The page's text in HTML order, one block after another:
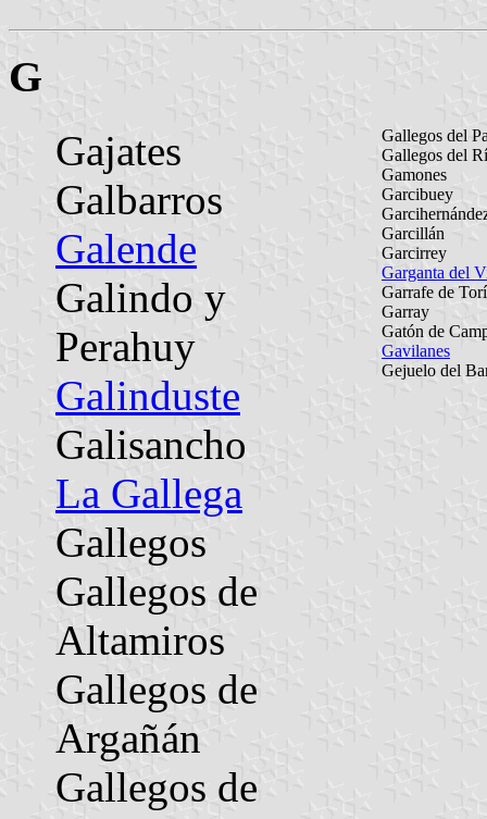
G
Gajates
Galbarros
Galende
Galindo y
Perahuy
Galinduste
Galisancho
La Gallega
Gallegos
Gallegos de
Altamiros
Gallegos de
Argañán
Gallegos de
Gallegos del
Gallegos del
Gamones
Garcibuey
Garcillán
Garcirrey
Garganta del
Garrafe de
Garray
Gatón de
Gavilanes
Gejuelo del